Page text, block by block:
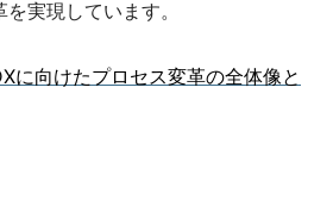
実現しています。
に向けたプロセス変革の全体像と